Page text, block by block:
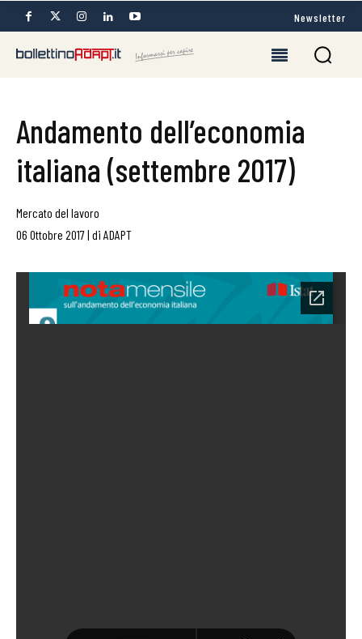
Newsletter
Andamento dell’economia
italiana (settembre 2017)
Mercato del lavoro
06 Ottobre 2017| di ADAPT